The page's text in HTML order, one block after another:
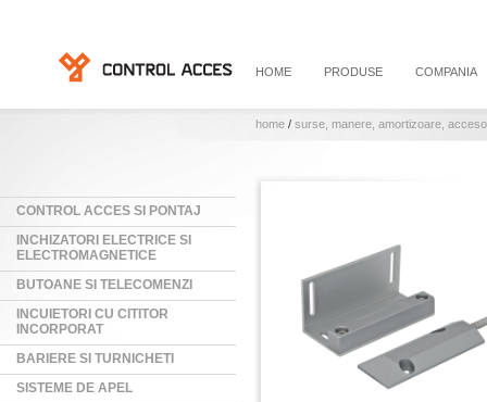
HOME PRODUSE COMPANIA
home / surse, manere, amortizoare,
CONTROL ACCES SI PONTAJ
INCHIZATORI ELECTRICE SI
ELECTROMAGNETICE
BUTOANE SI TELECOMENZI
INCUIETORI CU CITITOR
INCORPORAT
BARIERE SI TURNICHETI
SISTEME DE APEL